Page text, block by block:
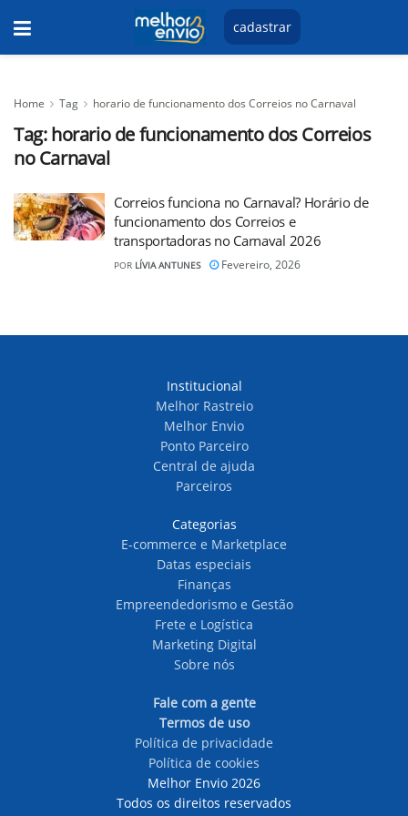
cadastrar
Home Tag horario de funcionamento dos Correios no Carnaval
Tag:horario de funcionamento dos Correios
no Carnaval
Correios funciona no Carnaval? Horário de
funcionamento dos Correios e
transportadoras no Carnaval 2026
POR LÍVIA ANTUNES Fevereiro, 2026
Institucional
Melhor Rastreio
Melhor Envio
Ponto Parceiro
Central de ajuda
Parceiros
Categorias
E-commerce e Marketplace
Datas especiais
Finanças
Empreendedorismo e Gestão
Frete e Logística
Marketing Digital
Sobre nós
Fale com a gente
Termos de uso
Política de privacidade
Política de cookies
Melhor Envio 2026
Todos os direitos reservados